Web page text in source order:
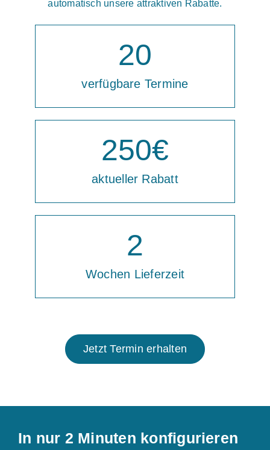
automatisch unsere attraktiven Rabatte.
20
verfügbare Termine
250€
aktueller Rabatt
2
Wochen Lieferzeit
Jetzt Termin erhalten
In nur 2 Minuten konfigurieren